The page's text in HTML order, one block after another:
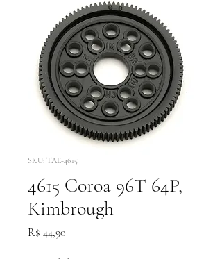
SKU: TAE-4615
4615 Coroa 96T 64P,
Kimbrough
R$ 44,90